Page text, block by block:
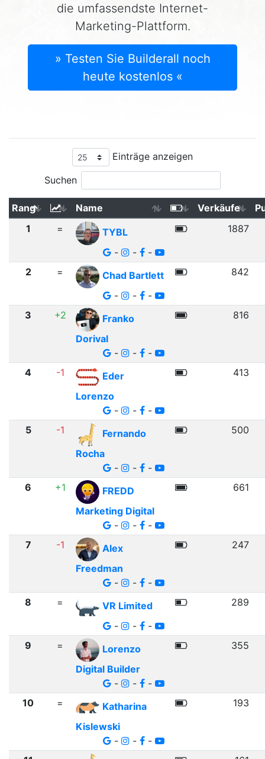
die umfassendste Internet-
Marketing-Plattform.
» Testen Sie Builderall noch
heute kostenlos «
Einträge anzeigen
Suchen
Rang Name Verkäufe
1
=
TYBL
-
- -
1887
2 =
Chad Bartlett
-
- -
842
3 +2
Franko
Dorival
-
- -
816
4 -1
Eder
Lorenzo
-
- -
413
5 -1
Fernando
Rocha
-
- -
500
6 +1
FREDD
Marketing Digital
-
- -
661
7 -1
Alex
Freedman
-
- -
247
8 =
VR Limited
-
- -
289
9 =
Lorenzo
Digital Builder
-
- -
355
10 =
Katharina
Kislewski
-
- -
193